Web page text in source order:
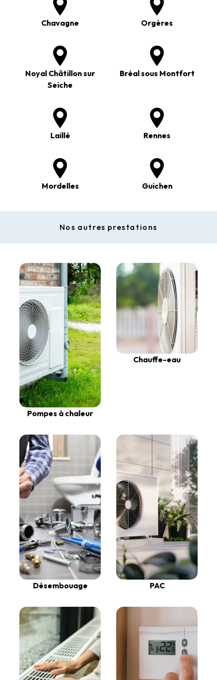
Chavagne Orgères
Noyal Châtillon sur
Seiche
Bréal sous Montfort
Laillé Rennes
Mordelles Guichen
Nos autres prestations
Pompes à chaleur
Chauffe-eau
Désembouage PAC